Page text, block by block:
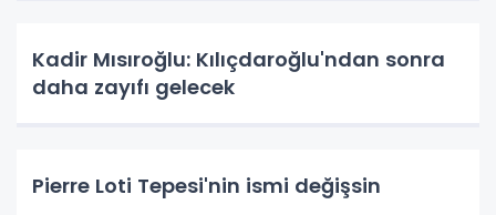
Kadir Mısıroğlu: Kılıçdaroğlu'ndan sonra
daha zayıfı gelecek
Pierre Loti Tepesi'nin ismi değişsin